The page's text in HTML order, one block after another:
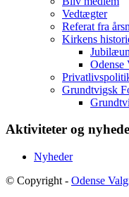
Vedtægter
Referat fra
Kirkens
Odense
Grundtvigsk
Aktiviteter og
Nyheder
© Copyright - Odense